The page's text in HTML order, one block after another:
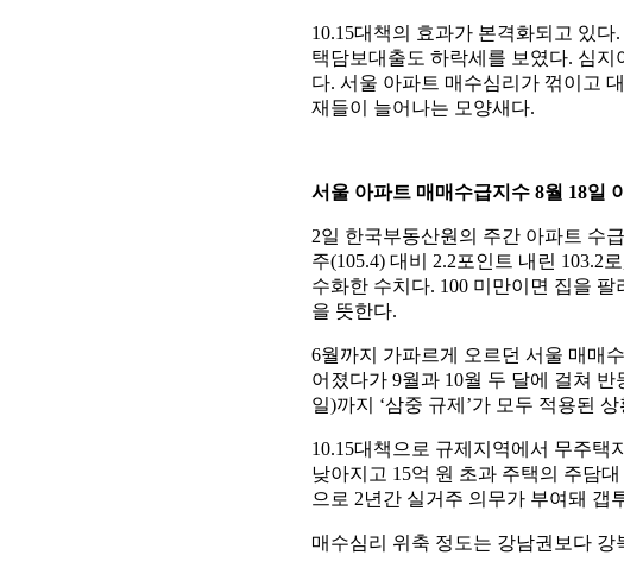
10.15대책의 효과가 본격화되고 있
택담보대출도 하락세를 보였다. 심
다. 서울 아파트 매수심리가 꺾이고
재들이 늘어나는 모양새다.
서울 아파트 매매수급지수 8월 18일
2일 한국부동산원의 주간 아파트 수
주(105.4) 대비 2.2포인트 내린 103.2
수화한 수치다. 100 미만이면 집을
을 뜻한다.
6월까지 가파르게 오르던 서울 매매
어졌다가 9월과 10월 두 달에 걸쳐
일)까지 ‘삼중 규제’가 모두 적용된
10.15대책으로 규제지역에서 무주택
낮아지고 15억 원 초과 주택의 주담
으로 2년간 실거주 의무가 부여돼 갭
매수심리 위축 정도는 강남권보다